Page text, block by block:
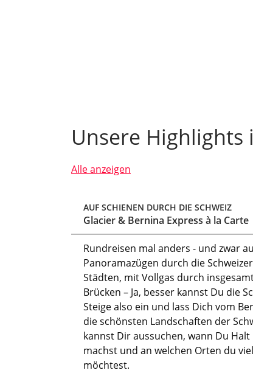
Unsere Highlights
Alle anzeigen
AUF SCHIENEN DURCH DIE SCHWEIZ
Glacier & Bernina Express à la Carte
Rundreisen mal anders - und zwar
Panoramazügen durch die
Städten, mitVollgas durch insg
Brücken – Ja, besser kannst Du die
Steige also ein und lass Dich vom
die schönsten Landschaften der
kannst Diraussuchen, wann Du Halt
machst und an welchen Orten du
möchtest.